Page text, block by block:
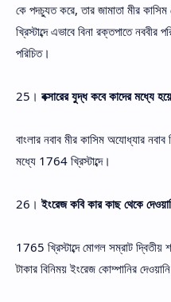
কে পদচ্যুত করে, তার জামাতা মীর
খ্রিস্টাব্দে এভাবে বিনা রক্তপাতে নববীর
পরিচিত।
25। বক্সারের যুদ্ধ কবে কাদের মধ্যে
বাংলার নবাব মীর কাসিম অযোধ্যার নবাব
মধ্যে 1764 খ্রিস্টাব্দে।
26।ইংরেজ কবি কার কাছ থেকে
1765 খ্রিস্টাব্দে মোগল সম্রাট
টাকার বিনিময় ইংরেজ কোম্পানির